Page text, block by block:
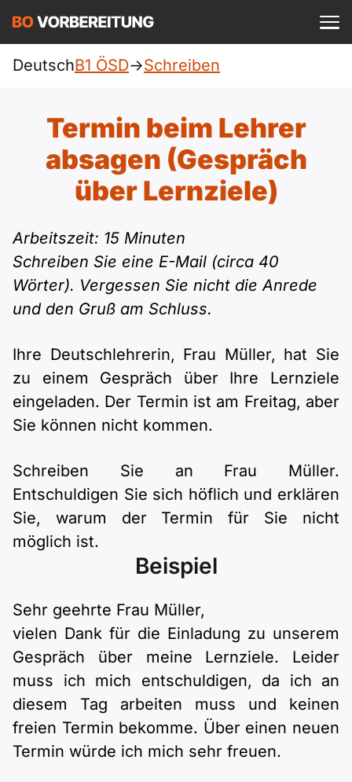
ÖSD
Allgemein
DTZ
telc
Goethe
Pflege (telc)
Deutsch
Englisch
Ukrainisch
Russisch
Polnisch
A1 Allgemein
A1 telc
A1 Goethe
A2 Allgemein
A2 DTZ
A2 telc
A2 ÖIF
B1 Allgemein
B1 DTZ
B1 telc
B1 Goethe
B1 ÖIF
B1 ÖSD
B2
B2 Allgemein
B2 Beruf
B2 telc
B2 Goethe
B2 Pflege (telc)
Blog
Mehr Tools
Online-Kurse
Einbürgerungstest
Spiele
Schulen & Kurse
Lebenslauf erstellen
Motivationsbriefe
Einloggen ist kostenlos?
DeutschB1 ÖSD->Schreiben
Termin beim Lehrer
absagen (Gespräch
über Lernziele)
Arbeitszeit: 15 Minuten
Schreiben Sie eine E-Mail (circa 40
Wörter). Vergessen Sie nicht die Anrede
und den Gruß am Schluss.
Ihre Deutschlehrerin, Frau Müller, hat Sie
zu einem Gespräch über Ihre Lernziele
eingeladen. Der Termin ist am Freitag, aber
Sie können nicht kommen.
Schreiben Sie an Frau Müller.
Entschuldigen Sie sich höflich und erklären
Sie, warum der Termin für Sie nicht
möglich ist.
Beispiel
Sehr geehrte Frau Müller,
vielen Dank für die Einladung zu unserem
Gespräch über meine Lernziele. Leider
muss ich mich entschuldigen, da ich an
diesem Tag arbeiten muss und keinen
freien Termin bekomme. Über einen neuen
Termin würde ich mich sehr freuen.